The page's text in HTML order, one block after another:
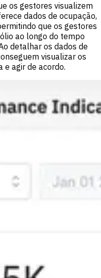
os gestores visualizem
dados de ocupação,
que os gestores
ao longo do tempo
detalhar os dados de
visualizar os
e agir de acordo.